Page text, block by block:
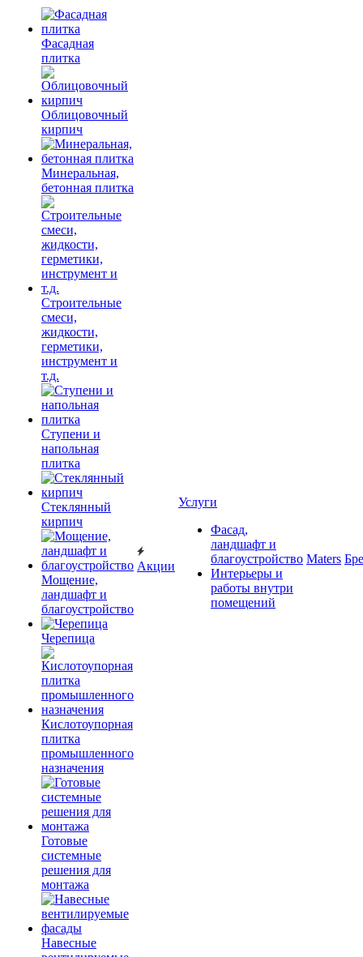
Фасадная
плитка
Облицовочный
кирпич
Минеральная,
бетонная плитка
Строительные
смеси,
жидкости,
герметики,
инструмент и
т.д.
Ступени и
напольная
плитка
Cтеклянный
кирпич
Мощение,
ландшафт и
благоустройство
Черепица
Кислотоупорная
плитка
промышленного
назначения
Готовые
системные
решения для
монтажа
Навесные
Акции
Услуги
Фасад,
ландшафт и
благоустройство
Интерьеры и
работы внутри
помещений
Maters